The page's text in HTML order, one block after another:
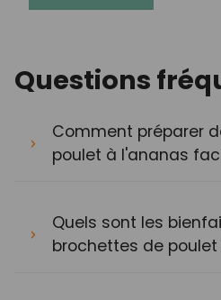
Questions
Comment préparer
poulet à l'ananas
Quels sont les
brochettes de